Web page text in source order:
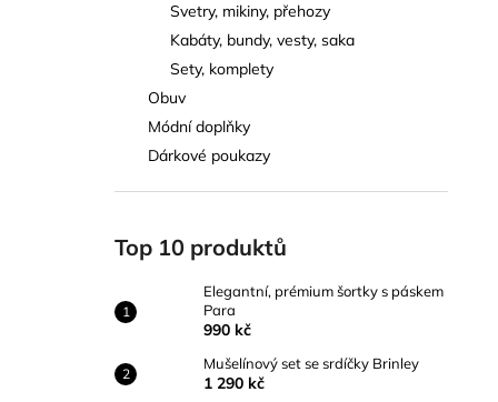
Svetry, mikiny, přehozy
Kabáty, bundy, vesty, saka
Sety, komplety
Obuv
Módní doplňky
Dárkové poukazy
Top 10 produktů
Elegantní, prémium šortky s páskem
Para
990 kč
Mušelínový set se srdíčky Brinley
1 290 kč
ELEGANTNÍ, PRÉMIUM ŠORTKY S
PÁSKEM PARA
990 kč